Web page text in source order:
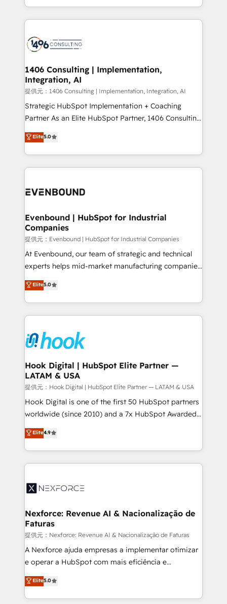
people, processes and data. We offer the best
digital solutions on the market, ranging from CRM
marketing automation to online and offline sales
allowing companies to optimize processes and meet
the needs of the customer. We are part of Impresoft
Group, a group of specialized and complementary
companies that divide their offer into 4
Competence Centers: Smart Manufacturing,
The synergies generated by these integrations,
together with the combination of talents, skills,
to accompany companies on their digital
1406 Consulting | Implementation,
Integration, AI
提供元：1406 Consulting | Implementation, Integration, AI
Strategic HubSpot Implementation + Coaching
Partner As an Elite HubSpot Partner, 1406 Consulting
helps mid-market revenue teams transform how
they sell, market, and serve. We don't just build your
HubSpot—we teach your team to own it, then stay
to help you keep winning. What We Do ⚙️ CRM
Data & Content 📈 Sales & Marketing Alignment +
Agent Creation 🔄 Custom Integrations & Data
Migration Why 1406 We become part of your team.
Your team learns while we build. We fix what others
broke. Built for mid-market reality—practical
solutions that work with your actual headcount and
HubSpot partners 🔄 Top 5% globally in client
retention 📅 8+ years of consistent results since 2017
move beyond spreadsheets into unified systems
that drive real business results.
Elite5.0
Evenbound | HubSpot for Industrial
Companies
提供元：Evenbound | HubSpot for Industrial Companies
At Evenbound, our team of strategic and technical
experts helps mid-market manufacturing companies
achieve real growth. We specialize in delivering
tailored solutions that drive results by leveraging
HubSpot’s platform and data to fuel success.
Technical Solutions: - HubSpot Technical Consulting -
Onboarding - Data Migration & Integrations -
Technical Audit & Optimization Strategic Solutions: -
Revenue Operations - Inbound Marketing -
Outbound Marketing - HubSpot CMS Website
Design & Development We empower our clients to
reach their full potential by providing transparent,
relationship-driven support. With over 300 HubSpot
technical know-how and strategic guidance you
need to succeed.
Elite5.0
Hook Digital | HubSpot Elite Partner —
LATAM & USA
提供元：Hook Digital | HubSpot Elite Partner — LATAM & USA
Hook Digital is one of the first 50 HubSpot partners
worldwide (since 2010) and a 7x HubSpot Awarded
Elite Partner. With 500+ projects across the U.S.,
Brazil, and LATAM, we combine global expertise with
regional experience. Today, we are Brazil’s largest
HubSpot Elite Partner—trusted by companies across
Implementation & Migration Onboarding across all
Station, Freshdesk, Intercom, and more. Custom
objects, automations, and integrations built for
growth. 🚀 AI-Driven GTM Orchestration Unify
HubSpot with LinkedIn, WhatsApp, email, paid
media, and AI voice to drive pipeline. 🤖 AI Custom
prospecting, follow-ups, service triage, and
knowledge retrieval—built in HubSpot. ⚡ Fast-Track
Elite4.9
Nexforce: Revenue AI & Nacionalização de
Faturas
提供元：Nexforce: Revenue AI & Nacionalização de Faturas
A Nexforce ajuda empresas a implementar otimizar
e operar a HubSpot com mais eficiência e
previsibilidade de receita. Combinamos Revenue
Operations (RevOps) e Inteligência Artificial para
estruturar processos integrar sistemas organizar
Elite5.0